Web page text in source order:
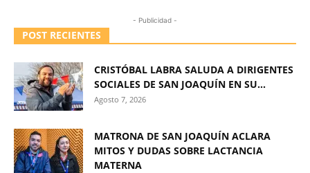
- Publicidad -
POST RECIENTES
CRISTÓBAL LABRA SALUDA A DIRIGENTES
SOCIALES DE SAN JOAQUÍN EN SU...
Agosto 7, 2026
MATRONA DE SAN JOAQUÍN ACLARA
MITOS Y DUDAS SOBRE LACTANCIA
MATERNA